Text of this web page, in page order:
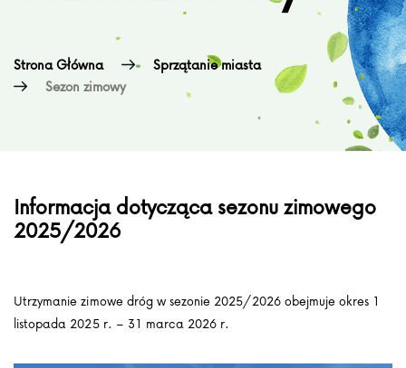
Strona Główna
Sprzątanie miasta
Sezon zimowy
Informacja dotycząca sezonu zimowego
2025/2026
Utrzymanie zimowe dróg w sezonie 2025/2026 obejmuje okres 1
listopada 2025 r. – 31 marca 2026 r.